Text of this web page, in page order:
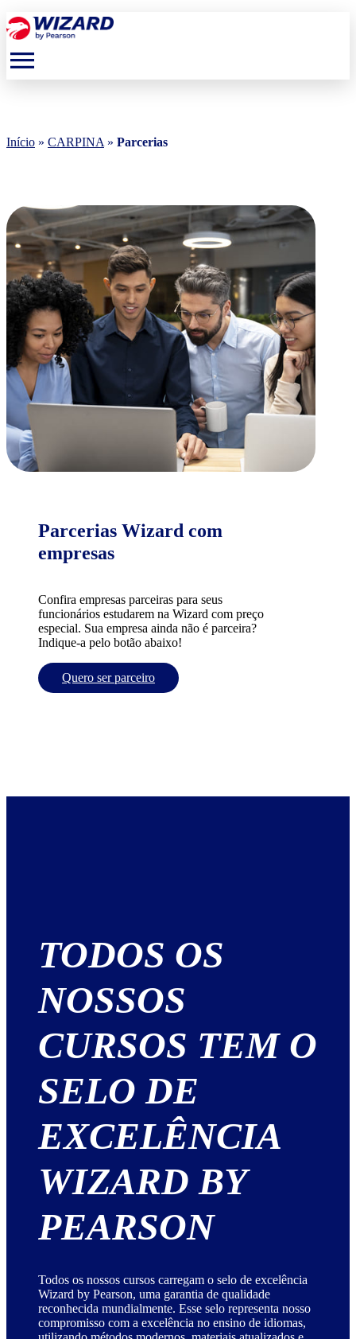
menu
Início » CARPINA » Parcerias
Parcerias Wizard com
empresas
Confira empresas parceiras para seus
funcionários estudarem na Wizard com preço
especial. Sua empresa ainda não é parceira?
Indique-a pelo botão abaixo!
Quero ser parceiro
TODOS OS
NOSSOS
CURSOS TEM O
SELO DE
EXCELÊNCIA
WIZARD BY
PEARSON
Todos os nossos cursos carregam o selo de excelência
Wizard by Pearson, uma garantia de qualidade
reconhecida mundialmente. Esse selo representa nosso
compromisso com a excelência no ensino de idiomas,